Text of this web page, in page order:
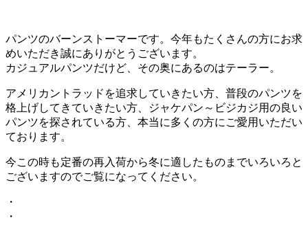
パンツのバーンストーマーです。今年もたくさんの方にお求
めいただき誠にありがとうございます。
カジュアルパンツだけど、その奥にあるのはテーラー。
アメリカントラッドを追求していきたい方、普段のパンツを
格上げしてきていきたい方、ジャケパン～ビジカジ用の良い
パンツを探されている方、本当に多くの方にご愛用いただい
ております。
今この時も定番の再入荷から冬に適したものまでいろいろと
ございますのでご覧になってください。
・
・